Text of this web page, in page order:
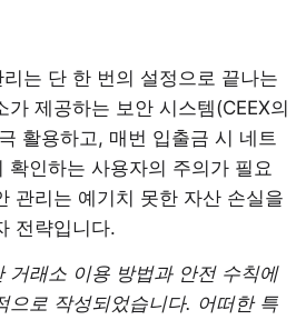
는 단 한 번의 설정으로 끝나는
제공하는 보안 시스템(CEEX의
활용하고, 매번 입출금 시 네트
확인하는 사용자의 주의가 필요
관리는 예기치 못한 자산 손실을
전략입니다.
거래소 이용 방법과 안전 수칙에
으로 작성되었습니다. 어떠한 특